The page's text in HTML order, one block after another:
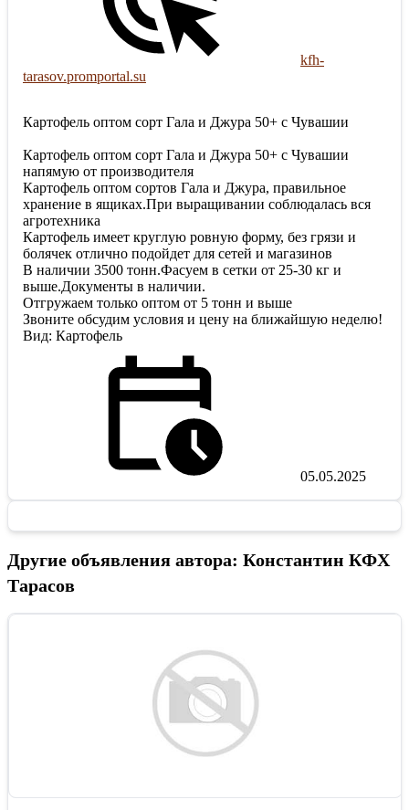
kfh-
tarasov.promportal.su
Картофель оптом сорт Гала и Джура 50+ с Чувашии
Картофель оптом сорт Гала и Джура 50+ с Чувашии
напямую от производителя
Картофель оптом сортов Гала и Джура, правильное
хранение в ящиках.При выращивании соблюдалась вся
агротехника
Картофель имеет круглую ровную форму, без грязи и
болячек отлично подойдет для сетей и магазинов
В наличии 3500 тонн.Фасуем в сетки от 25-30 кг и
выше.Документы в наличии.
Отгружаем только оптом от 5 тонн и выше
Звоните обсудим условия и цену на ближайшую неделю!
Вид: Картофель
05.05.2025
Другие объявления автора: Константин КФХ
Тарасов